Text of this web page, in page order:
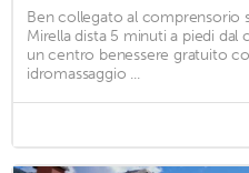
Ben collegato al comprensorio
Mirella dista 5 minuti a piedi
un centro benessere gratuito
idromassaggio ...